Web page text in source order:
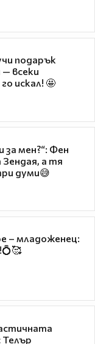
подарък
всеки
искал! 🤩
мен?“: Фен
а тя
думи😅
– младоженец: